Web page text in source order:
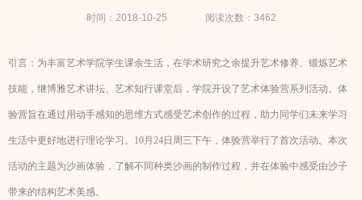
时间：2018-10-25 阅读次数： 3462
引言：为丰富艺术学院学生课余生活，在学术研究之余提升艺术修养、锻炼艺术
技能，继博雅艺术讲坛、艺术知行课堂后，学院开设了艺术体验营系列活动。体
验营旨在通过用动手感知的思维方式感受艺术创作的过程，助力同学们未来学习
生活中更好地进行理论学习。10月24日周三下午，体验营举行了首次活动。本次
活动的主题为沙画体验，了解不同种类沙画的制作过程，并在体验中感受由沙子
带来的结构艺术美感。